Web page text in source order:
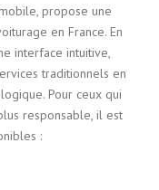
propose une
en France. En
interface intuitive,
traditionnels en
Pour ceux qui
responsable, il est
: